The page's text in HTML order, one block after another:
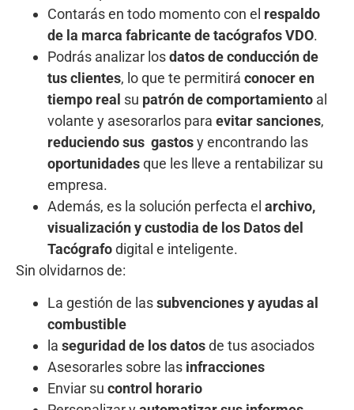
Contarás en todo momento con el respaldo
de la marca fabricante de tacógrafos VDO.
Podrás analizar losdatos de conducción de
tus clientes, lo que te permitirá conocer en
tiempo real su patrón de comportamiento al
volante y asesorarlos para evitar sanciones,
reduciendo sus gastosy encontrando las
oportunidadesque les lleve a rentabilizar su
empresa.
Además, es la solución perfecta el archivo,
visualización y custodia de los Datos del
Tacógrafodigital e inteligente.
Sin olvidarnos de:
La gestión de lassubvenciones y ayudas al
combustible
la seguridad de los datosde tus asociados
Asesorarles sobre las infracciones
Enviar su control horario